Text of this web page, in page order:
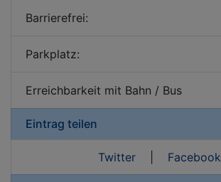
Barrierefrei:
Parkplatz:
Erreichbarkeit mit Bahn / Bus
Eintrag teilen
Twitter| Facebook